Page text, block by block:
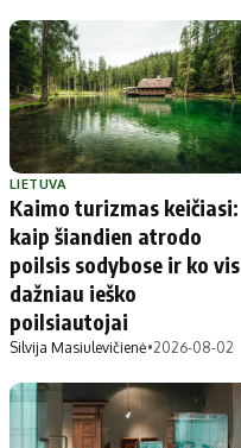
LIETUVA
Kaimo turizmas keičiasi:
kaip šiandien atrodo
poilsis sodybose ir ko vis
dažniau ieško
poilsiautojai
Silvija Masiulevičienė•2026-08-02